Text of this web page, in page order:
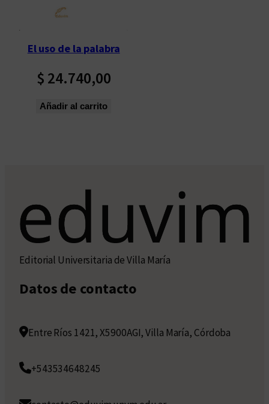
El uso de la palabra
$ 24.740,00
Añadir al carrito
Editorial Universitaria de Villa María
Datos de contacto
Entre Ríos 1421, X5900AGI, Villa María, Córdoba
+543534648245